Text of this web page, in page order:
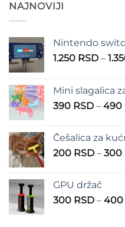
NAJNOVIJI
Nintendo
1.250 RSD –
Mini slagalica
390 RSD – 490
Češalica za
200 RSD – 300
GPU držač
300 RSD – 400